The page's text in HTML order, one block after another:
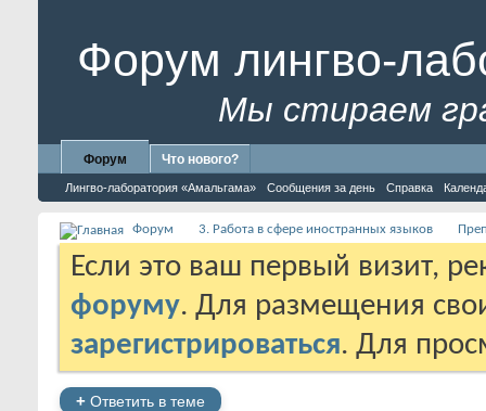
Форум лингво-
Мы стираем
Форум
Лингво-лаборатория «Амальгама» Сообщения за день Справка
Что нового?
Форум 3. Работа в сфере иностранных языков
Если это ваш первый визит,
форуму. Для размещения
зарегистрироваться. Для
+ Ответить в теме